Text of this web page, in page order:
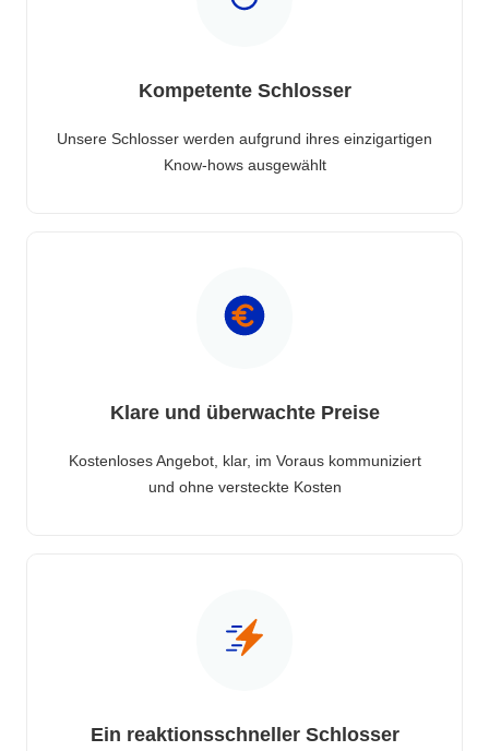
Kompetente Schlosser
Unsere Schlosser werden aufgrund ihres einzigartigen
Know-hows ausgewählt
Klare und überwachte Preise
Kostenloses Angebot, klar, im Voraus kommuniziert
und ohne versteckte Kosten
Ein reaktionsschneller Schlosser